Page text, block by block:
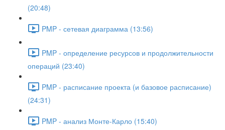
(20:48)
PMP - сетевая диаграмма (13:56)
PMP - определение ресурсов и продолжительности
операций (23:40)
PMP - расписание проекта (и базовое расписание)
(24:31)
PMP - анализ Монте-Карло (15:40)